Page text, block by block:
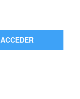
ACCEDER